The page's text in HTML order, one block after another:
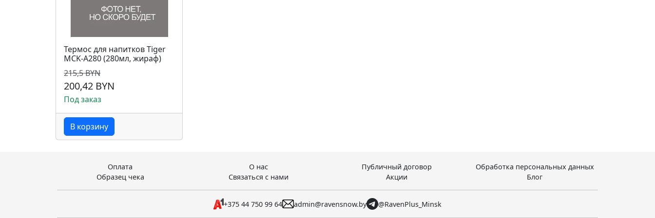
Термос для напитков Tiger
MCK-A280 (280мл, жираф)
215,5 BYN
200,42 BYN
Под заказ
В корзину
Оплата О нас Публичный договор
Обработка персональных данных
Образец чека
Связаться с нами Акции Блог
+375 44 750 99 64 admin@ravensnow.by @RavenPlus_Minsk